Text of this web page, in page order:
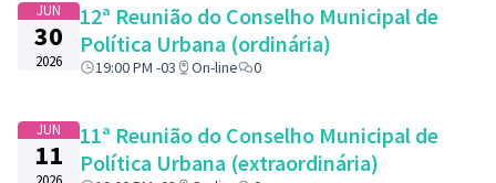
JUN
30
2026
12ª Reunião do Conselho Municipal de
Política Urbana (ordinária)
19:00 PM -03 On-line 0
JUN
11
11ª Reunião do Conselho Municipal de
Política Urbana (extraordinária)